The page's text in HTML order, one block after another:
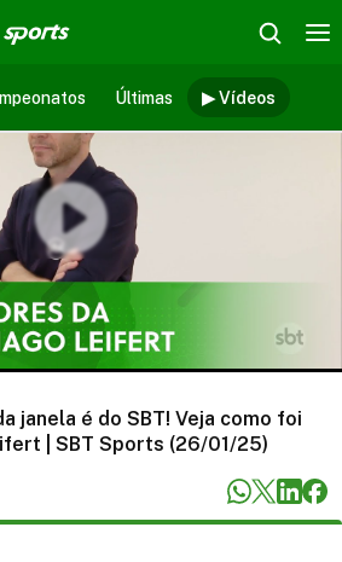
Últimas ▶ Vídeos
janela é do SBT! Veja como foi
| SBT Sports (26/01/25)